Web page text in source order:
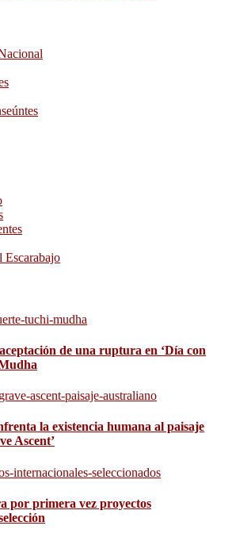
Escarabajo
de una ruptura en ‘Día con
la existencia humana al paisaje
Ascent’
por primera vez proyectos